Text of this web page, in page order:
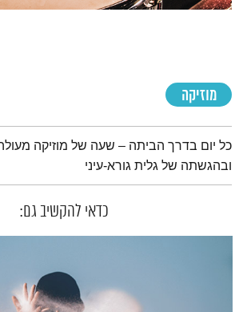
מוזיקה
תמצית הפודקאסט
כל יום בדרך הביתה – שעה של מוזיקה
ובהגשתה של גלית גורא-עיני
כדאי להקשיב גם: